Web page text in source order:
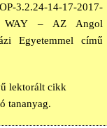
3.2.24-14-17-2017-
WAY – AZ Angol
Egyetemmel című
lektorált cikk
tananyag.